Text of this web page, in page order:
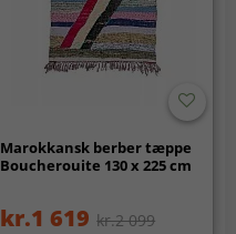
Marokkansk berber tæppe
Boucherouite 130 x 225 cm
kr.1 619 kr.2 099